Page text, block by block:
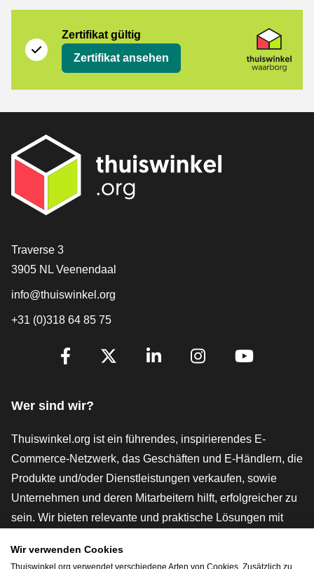
Zertifikat gültig
Zertifikat ansehen
[_General:Contact]
Traverse 3
3905 NL Veenendaal
info@thuiswinkel.org
+31 (0)318 64 85 75
[_General:SocialMediaTitle]
Wer sind wir?
Thuiswinkel.org ist ein führendes, inspirierendes E-
Commerce-Netzwerk, das Geschäften und E-Händlern, die
Produkte und/oder Dienstleistungen verkaufen, sowie
Unternehmen und deren Mitarbeitern hilft, erfolgreicher zu
sein. Wir bieten relevante und praktische Lösungen mit
rechtlichen Instrumenten und Beratung,
Wir verwenden Cookies
Thuiswinkel.org verwendet verschiedene Arten von Cookies. Zusätzlich zu